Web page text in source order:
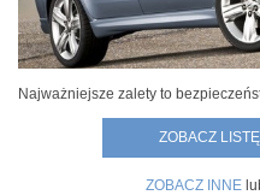
Najważniejsze zalety to
ZOBACZ
ZOBACZ INNE